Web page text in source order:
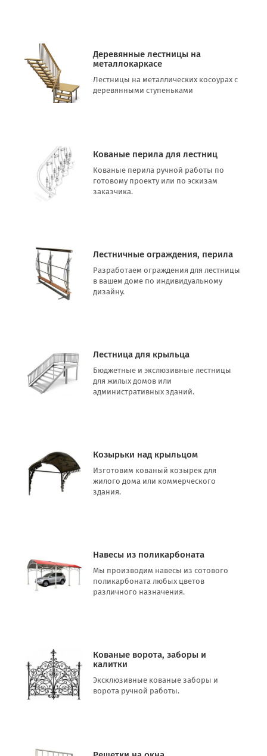
Деревянные лестницы на
металлокаркасе
Лестницы на металлических косоурах с
деревянными ступеньками
Кованые перила для лестниц
Кованые перила ручной работы по
готовому проекту или по эскизам
заказчика.
Лестничные ограждения, перила
Разработаем ограждения для лестницы
в вашем доме по индивидуальному
дизайну.
Лестница для крыльца
Бюджетные и экслюзивные лестницы
для жилых домов или
административных зданий.
Козырьки над крыльцом
Изготовим кованый козырек для
жилого дома или коммерческого
здания.
Навесы из поликарбоната
Мы производим навесы из сотового
поликарбоната любых цветов
различного назначения.
Кованые ворота, заборы и
калитки
Эксклюзивные кованые заборы и
ворота ручной работы.